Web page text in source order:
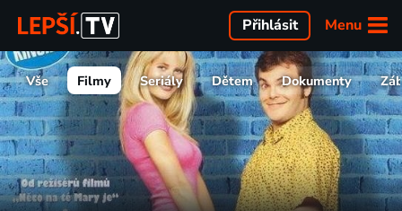
Menu
Přihlásit
Vše Filmy Seriály Dětem Dokumenty